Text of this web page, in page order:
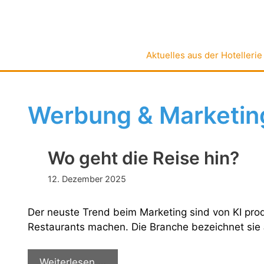
Aktuelles aus der Hotellerie
Werbung &
Wo geht die Reise hin?
12. Dezember 2025
Der neuste Trend beim Marketing sind von KI
Restaurants machen. Die Branche bezeichnet